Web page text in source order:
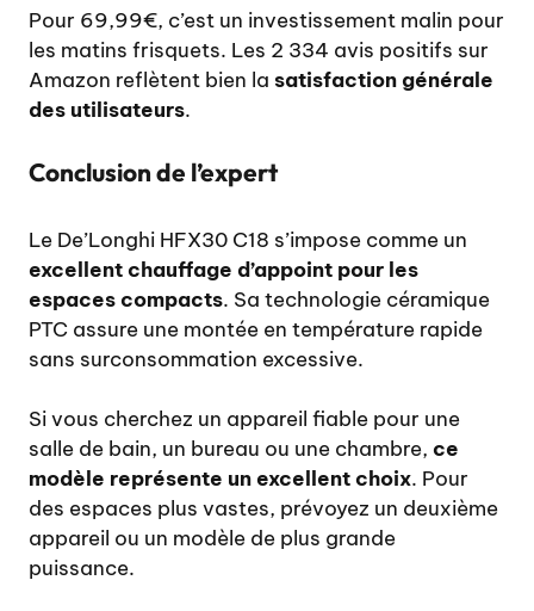
Pour 69,99€, c’est un investissement malin pour
les matins frisquets. Les 2 334 avis positifs sur
Amazon reflètent bien la satisfaction générale
des utilisateurs.
Conclusion de l’expert
Le De’Longhi HFX30 C18 s’impose comme un
excellent chauffage d’appoint pour les
espaces compacts. Sa technologie céramique
PTC assure une montée en température rapide
sans surconsommation excessive.
Si vous cherchez un appareil fiable pour une
salle de bain, un bureau ou une chambre, ce
modèle représente un excellent choix. Pour
des espaces plus vastes, prévoyez un deuxième
appareil ou un modèle de plus grande
puissance.